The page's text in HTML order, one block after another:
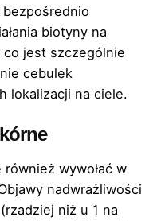
biotyny na
co jest szczególnie
cebulek
lokalizacji na ciele.
wywołać w
nadwrażliwości
niż u 1 na